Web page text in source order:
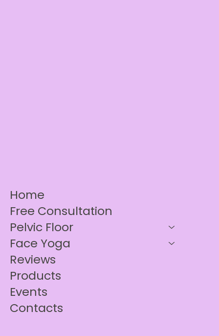
Home
Free Consultation
Pelvic Floor
Face Yoga
Reviews
Products
Events
Contacts